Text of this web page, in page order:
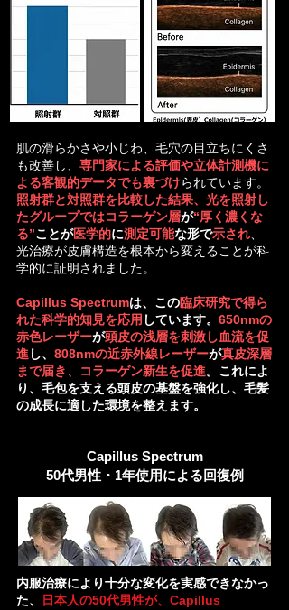
肌の滑らかさや小じわ、毛穴の目立ちにくさ
も改善し、 専門家による評価や立体計測機に
よる客観的データでも裏づけられています。
照射群と対照群を比較した結果、光を照射し
たグループではコラーゲン層が“厚く濃くな
る”ことが医学的に測定可能な形で示され
光治療が皮膚構造を根本から変えることが科
学的に証明されました。
Capillus Spectrumは、この臨床研究で得ら
れた科学的知見を応用 しています。 650nmの
赤色レーザーが頭皮の浅層を刺激し血流を促
進し、 808nmの近赤外線レーザーが真皮深層
まで届き、コラーゲン新生を促進。これによ
り、毛包を支える頭皮の基盤を強化し、毛髪
の成長に適した環境を整えます。
Capillus Spectrum
50代男性・1年使用による回復例
内服治療により十分な変化を実感できなかっ
た、
日本人の50代男性が、Capillus